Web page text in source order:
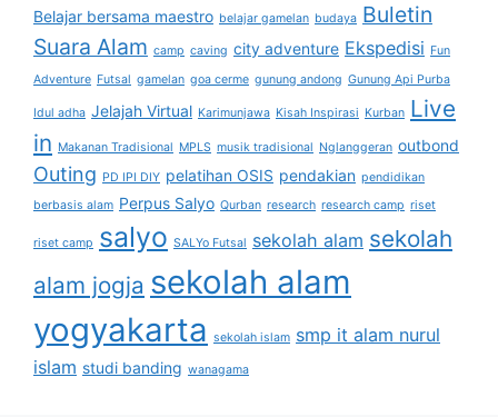
Belajar bersama maestro belajar gamelan budaya Buletin
Suara Alam camp caving city adventure Ekspedisi Fun
Adventure Futsal gamelan goa cerme gunung andong Gunung Api Purba
Idul adha Jelajah Virtual Karimunjawa Kisah Inspirasi Kurban Live
in Makanan Tradisional MPLS musik tradisional Nglanggeran outbond
Outing PD IPI DIY pelatihan OSIS pendakian pendidikan
berbasis alam Perpus Salyo Qurban research research camp riset
riset camp salyo SALYo Futsal sekolah alam sekolah
alam jogja sekolah alam
yogyakarta sekolah islam smp it alam nurul
islam studi banding wanagama